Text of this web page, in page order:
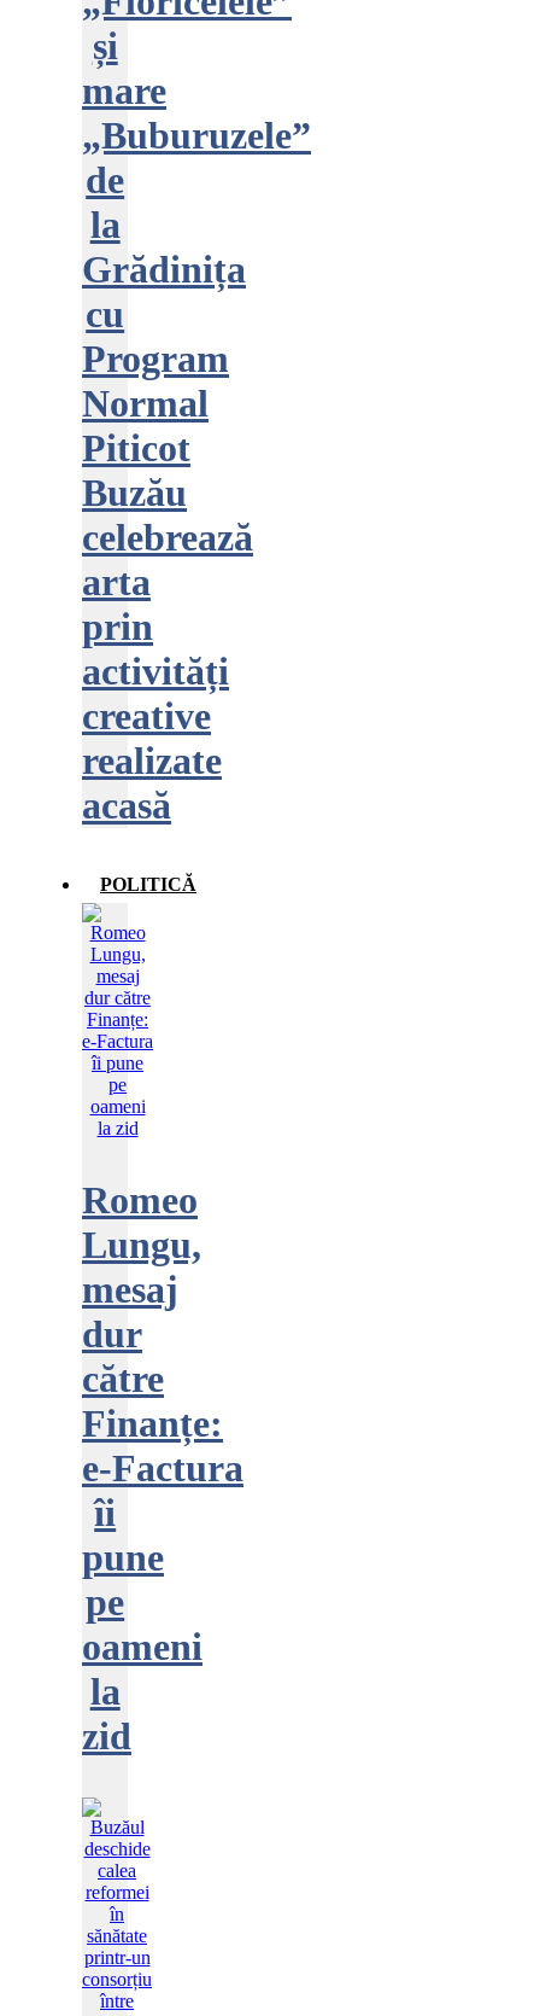
și
mare
„Buburuzele”
de
la
Grădinița
cu
Program
Normal
Piticot
Buzău
celebrează
arta
prin
activități
creative
realizate
acasă
POLITICĂ
Romeo
Lungu,
mesaj
dur
către
Finanțe:
e‑Factura
îi
pune
pe
oameni
la
zid